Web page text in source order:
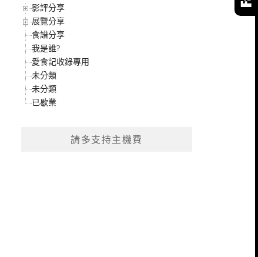
影評分享
展覽分享
食譜分享
我是誰?
愛食記收錄專用
未分類
未分類
已歇業
請多支持主機費